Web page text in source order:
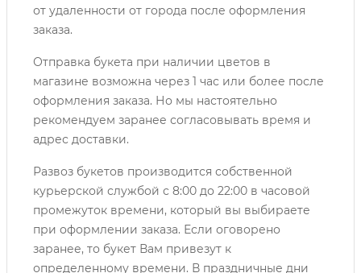
от удаленности от города после оформления
заказа.
Отправка букета при наличии цветов в
магазине возможна через 1 час или более после
оформления заказа. Но мы настоятельно
рекомендуем заранее согласовывать время и
адрес доставки.
Развоз букетов производится собственной
курьерской службой с 8:00 до 22:00 в часовой
промежуток времени, который вы выбираете
при оформлении заказа. Если оговорено
заранее, то букет Вам привезут к
определенному времени. В праздничные дни